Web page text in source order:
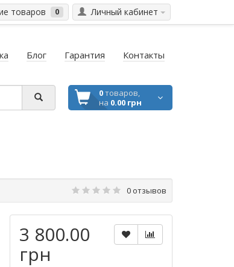
Личный кабинет
товаров 0
Блог Гарантия Контакты
0товаров,
на 0.00 грн
0 отзывов
3 800.00
грн